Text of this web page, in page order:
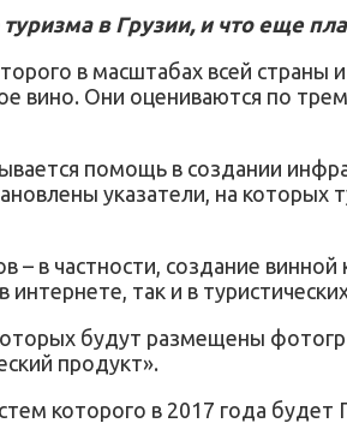
в Грузии, и что еще
в масштабах всей
вино. Они оцениваются по
помощь в создании
указатели, на
в частности, создание
так и в
будут размещены
продукт».
которого в 2017 года будет